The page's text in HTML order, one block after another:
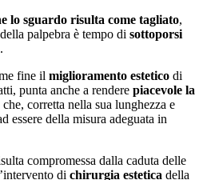
lo sguardo risulta come tagliato,
palpebra è tempo di sottoporsi
.
fine il miglioramento estetico di
punta anche a rendere piacevole la
che, corretta nella sua lunghezza e
essere della misura adeguata in
compromessa dalla caduta delle
di chirurgia estetica della